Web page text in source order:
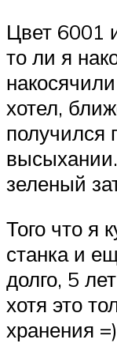
Цвет 6001
то ли я
хотел,
получился
зеленый
Того что я
станка и
долго, 5
хотя это
хранения =)